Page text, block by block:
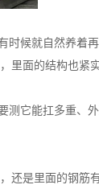
候就自然养着
里面的结构也紧实
它能扛多重、外
是里面的钢筋